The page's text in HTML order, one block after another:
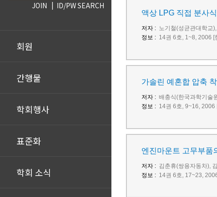
회원
간행물
학회행사
표준화
학회 소식
JOIN ID/PW SEARCH
액상 LPG 직접 분사
저자 : 노기철(성균관대학교
정보 : 14권 6호, 1~8, 2006 [
가솔린 예혼합 압축
저자 : 배충식(한국과학기술
정보 : 14권 6호, 9~16, 2006
엔진마운트 고무부품
저자 : 김춘휴(쌍용자동차),
정보 : 14권 6호, 17~23,